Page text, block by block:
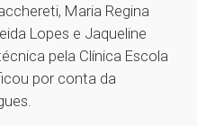
Maria Regina
Lopes e Jaqueline
pela Clínica Escola
por conta da